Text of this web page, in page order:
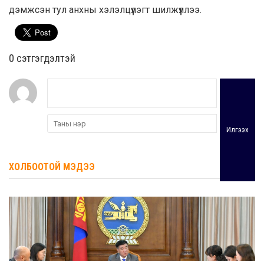
дэмжсэн тул анхны хэлэлцүүлэгт шилжүүллээ.
0 cэтгэгдэлтэй
Илгээх
ХОЛБООТОЙ МЭДЭЭ